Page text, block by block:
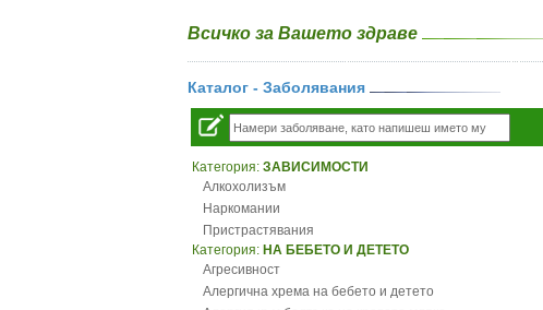
Всичко за Вашето здраве
Каталог - Заболявания
Категория: ЗАВИСИМОСТИ
Алкохолизъм
Наркомании
Пристрастявания
Категория: НА БЕБЕТО И ДЕТЕТО
Агресивност
Алергична хрема на бебето и детето